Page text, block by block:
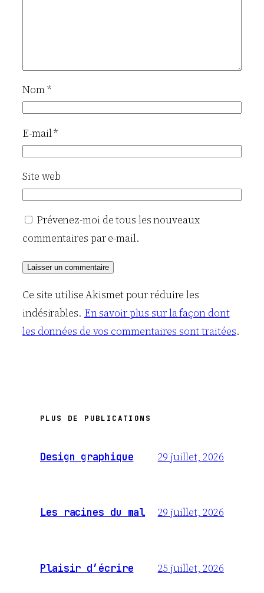
Nom*
E-mail*
Site web
Prévenez-moi de tous les nouveaux
commentaires par e-mail.
Ce site utilise Akismet pour réduire les
indésirables. En savoir plus sur la façon dont
les données de vos commentaires sont traitées.
PLUS DE PUBLICATIONS
Design graphique 29 juillet, 2026
Les racines du mal 29 juillet, 2026
Plaisir d’écrire 25 juillet, 2026